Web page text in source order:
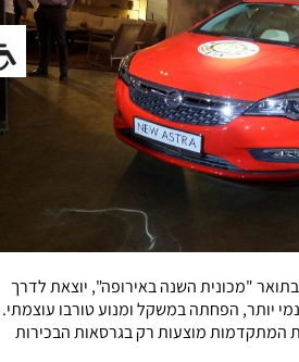
"מכונית השנה באירופה", יוצאת לדרך
יותר, הפחתה במשקל ומנוע טורבו עוצמתי.
מוצעות רק בגרסאות הבכירות